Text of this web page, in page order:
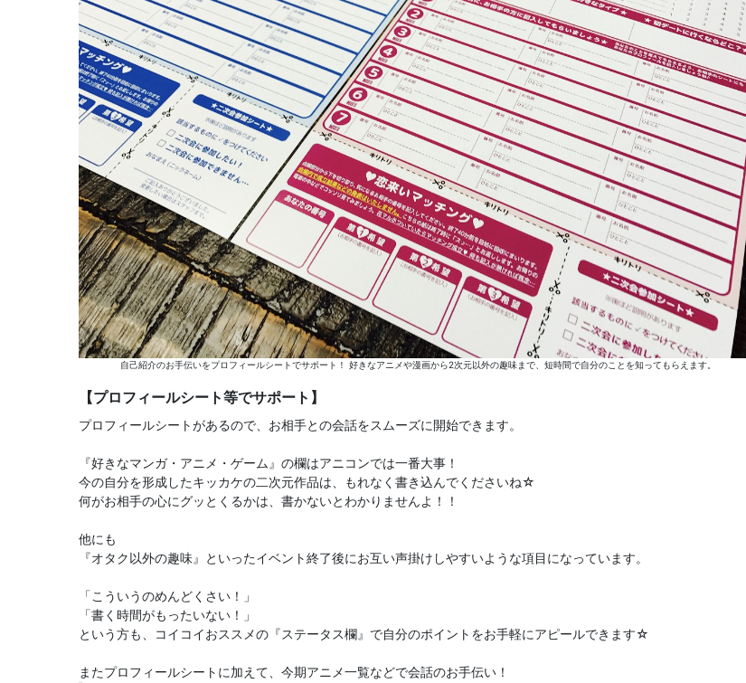
自己紹介のお手伝いをプロフィールシートでサポート！ 好きなアニメや漫画から2次元以外の趣味まで、短時間で自分のことを知ってもらえます。
【プロフィールシート等でサポート】
プロフィールシートがあるので、お相手との会話をスムーズに開始できます。
『好きなマンガ・アニメ・ゲーム』の欄はアニコンでは一番大事！
今の自分を形成したキッカケの二次元作品は、もれなく書き込んでくださいね☆
何がお相手の心にグッとくるかは、書かないとわかりませんよ！！
他にも
『オタク以外の趣味』といったイベント終了後にお互い声掛けしやすいような項目になっています。
「こういうのめんどくさい！」
「書く時間がもったいない！」
という方も、コイコイおススメの『ステータス欄』で自分のポイントをお手軽にアピールできます☆
またプロフィールシートに加えて、今期アニメ一覧などで会話のお手伝い！